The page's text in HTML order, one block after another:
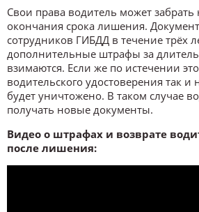
Свои права водитель может забрать
окончания срока лишения.
сотрудников ГИБДД в течение трёх
дополнительные штрафы за
взимаются. Если же по истечении
водительского удостоверения так и
будет уничтожено. В таком случае
получать новые документы.
Видео о штрафах и возврате
после лишения: